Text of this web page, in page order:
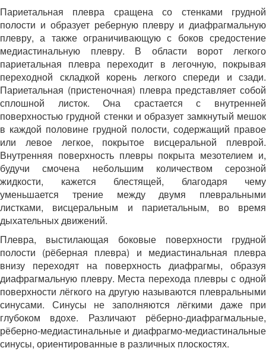
Париетальная плевра сращена со стенками грудной
полости и образует реберную плевру и диафрагмальную
плевру, а также ограничивающую с боков средостение
медиастинальную плевру. В области ворот легкого
париетальная плевра переходит в легочную, покрывая
переходной складкой корень легкого спереди и сзади.
Париетальная (пристеночная) плевра представляет собой
сплошной листок. Она срастается с внутренней
поверхностью грудной стенки и образует замкнутый мешок
в каждой половине грудной полости, содержащий правое
или левое легкое, покрытое висцеральной плеврой.
Внутренняя поверхность плевры покрыта мезотелием и,
будучи смочена небольшим количеством серозной
жидкости, кажется блестящей, благодаря чему
уменьшается трение между двумя плевральными
листками, висцеральным и париетальным, во время
дыхательных движений.
Плевра, выстилающая боковые поверхности грудной
полости (рёберная плевра) и медиастинальная плевра
внизу переходят на поверхность диафрагмы, образуя
диафрагмальную плевру. Места перехода плевры с одной
поверхности лёгкого на другую называются плевральными
синусами. Синусы не заполняются лёгкими даже при
глубоком вдохе. Различают рёберно-диафрагмальные,
рёберно-медиастинальные и диафрагмо-медиастинальные
синусы, ориентированные в различных плоскостях.